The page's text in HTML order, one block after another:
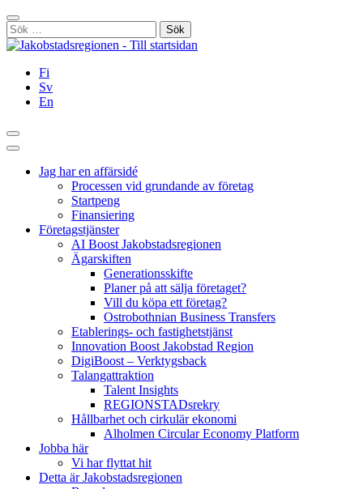
Hoppa
till
innehållet
Stäng
Sök
efter:
Fi
Sv
En
Sök
Huvudmeny
Jag har en affärsidé
Processen vid grundande av företag
Startpeng
Finansiering
Företagstjänster
AI Boost Jakobstadsregionen
Ägarskiften
Generationsskifte
Planer på att sälja företaget?
Vill du köpa ett företag?
Ostrobothnian Business Transfers
Etablerings- och fastighetstjänst
Innovation Boost Jakobstad Region
DigiBoost – Verktygsback
Talangattraktion
Talent Insights
REGIONSTADsrekry
Hållbarhet och cirkulär ekonomi
Alholmen Circular Economy Platform
Jobba här
Vi har flyttat hit
Detta är Jakobstadsregionen